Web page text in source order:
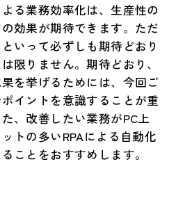
る業務効率化は、生産性の
効果が期待できます。ただ
いって必ずしも期待どおり
限りません。期待どおり、
を挙げるためには、今回ご
イントを意識することが重
、改善したい業務がPC上
トの多いRPAによる自動化
ことをおすすめします。